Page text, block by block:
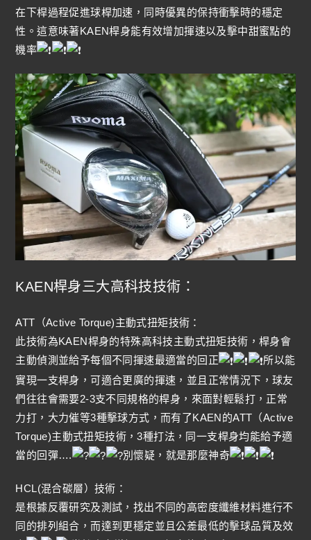
在下桿過程促進球桿加速，同時優異的保持衝擊時的穩定
性。這意味著KAEN桿身能有效增加揮速以及擊中甜蜜點的
機率
KAEN桿身三大高科技技術：
ATT（Active Torque)主動式扭矩技術：
此技術為KAEN桿身的特殊高科技主動式扭矩技術，桿身會
主動偵測並給予每個不同揮速最適當的回正
所以能
實現一支桿身，可適合更廣的揮速，並且正常情況下，球友
們往往會需要2-3支不同規格的桿身，來面對輕鬆打，正常
力打，大力催等3種擊球方式，而有了KAEN的ATT（Active
Torque)主動式扭矩技術，3種打法，同一支桿身均能給予適
當的回彈….
別懷疑，就是那麼神奇
HCL(混合碳層）技術：
是根據反覆研究及測試，找出不同的高密度纖維材料進行不
同的排列組合，而達到更穩定並且公差最低的擊球品質及效